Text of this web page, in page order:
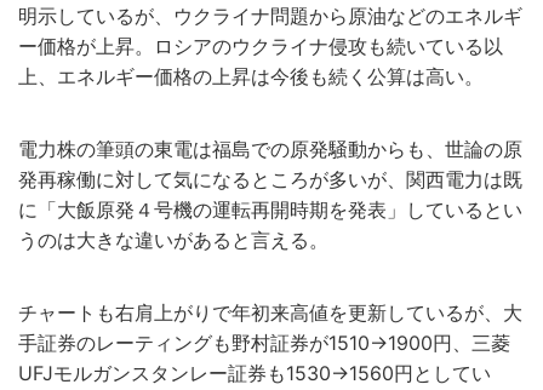
明示しているが、ウクライナ問題から原油などのエネルギ
ー価格が上昇。ロシアのウクライナ侵攻も続いている以
上、エネルギー価格の上昇は今後も続く公算は高い。
電力株の筆頭の東電は福島での原発騒動からも、世論の原
発再稼働に対して気になるところが多いが、関西電力は既
に「大飯原発４号機の運転再開時期を発表」しているとい
うのは大きな違いがあると言える。
チャートも右肩上がりで年初来高値を更新しているが、大
手証券のレーティングも野村証券が1510→1900円、三菱
UFJモルガンスタンレー証券も1530→1560円としてい